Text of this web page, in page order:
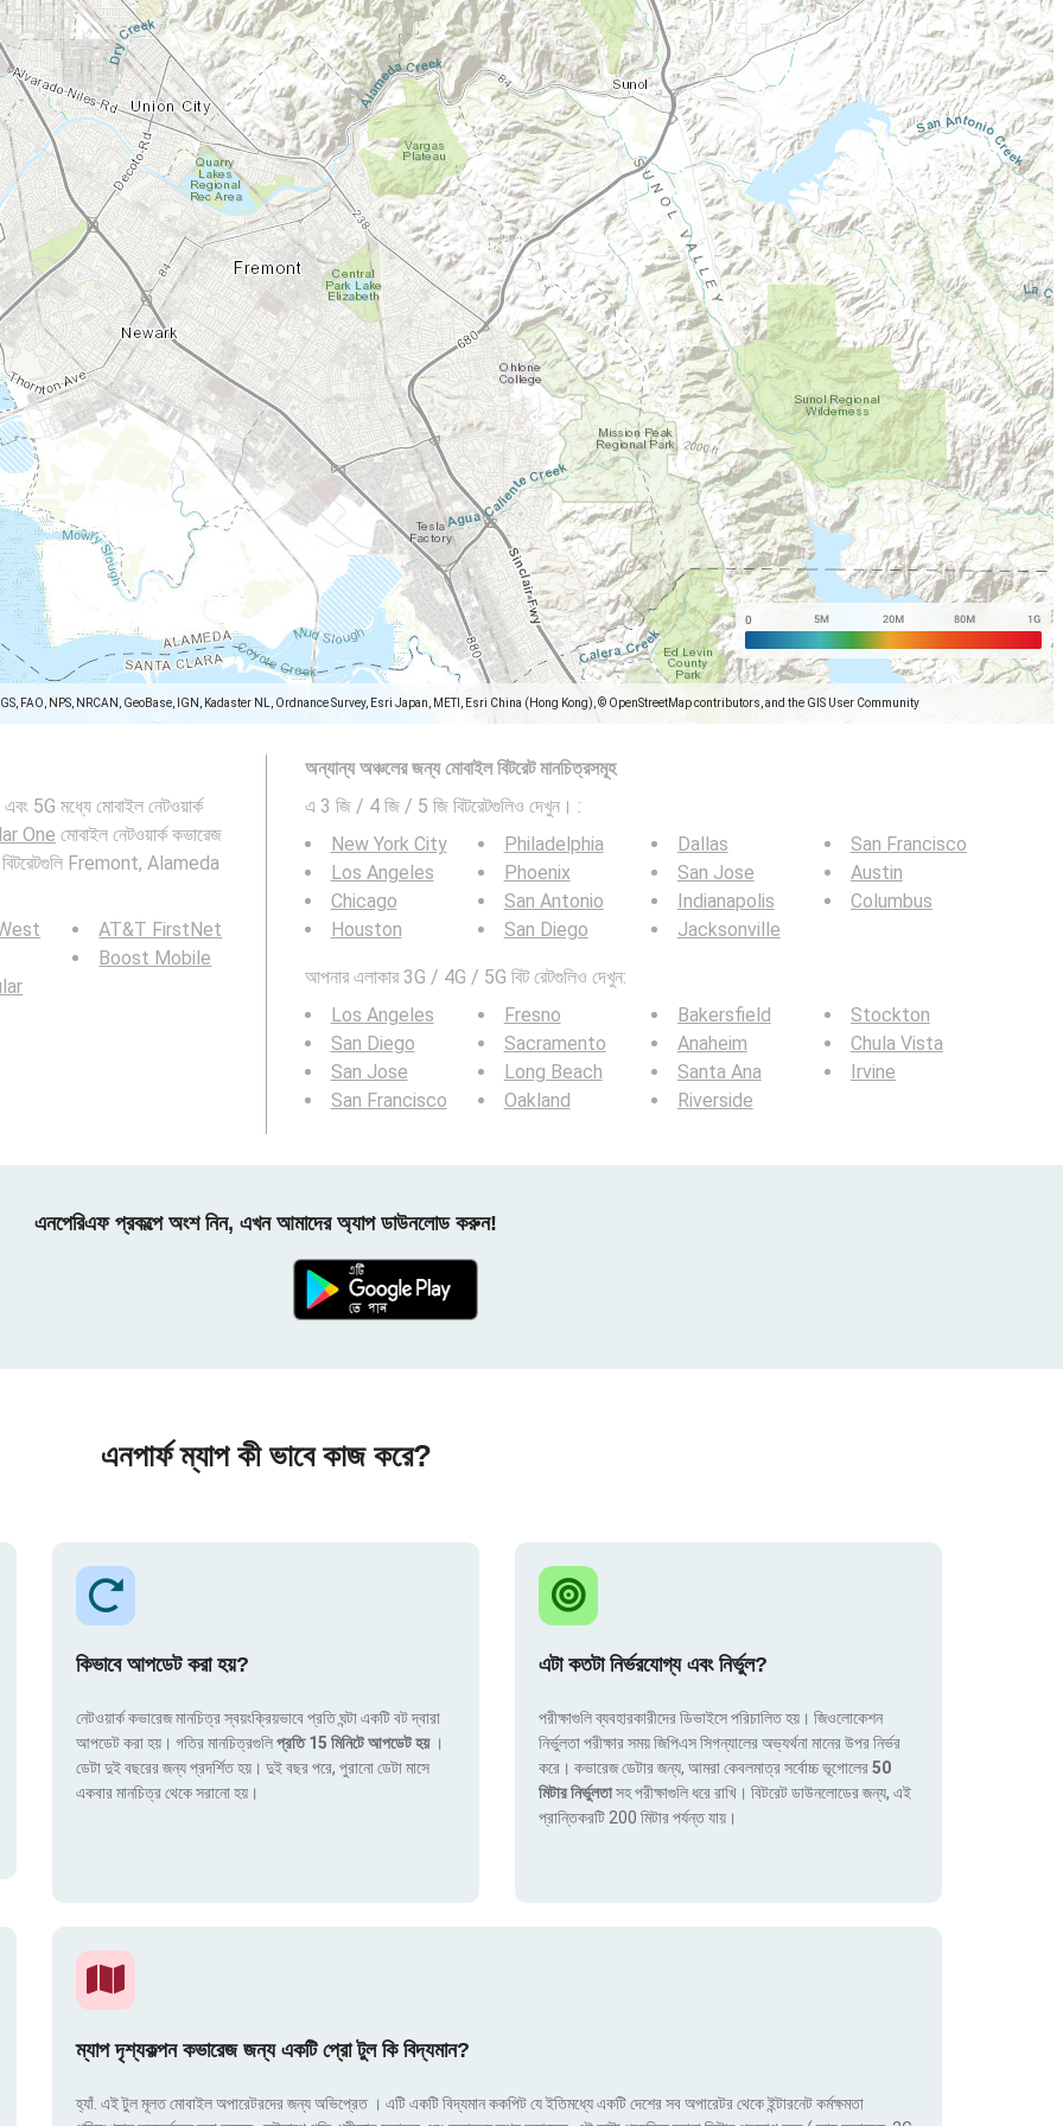
FAO, NPS, NRCAN, GeoBase, IGN, Kadaster NL, Ordnance Survey, Esri Japan, METI, Esri China (Hong Kong), © OpenStreetMap contributors, and the GIS User Community
5G মধ্যে মোবাইল নেটওয়ার্ক
One মোবাইল নেটওয়ার্ক কভারেজ
বিটরেটগুলি Fremont, Alameda
AT&T FirstNet
Boost Mobile
অন্যান্য অঞ্চলের জন্য মোবাইল বিটরেট মানচিত্রসমূহ
এ 3 জি / 4 জি / 5 জি বিটরেটগুলিও দেখুন। :
New York City
Los Angeles
Chicago
Houston
Philadelphia
Phoenix
San Antonio
San Diego
Dallas
San Jose
Indianapolis
Jacksonville
San Francisco
Austin
Columbus
আপনার এলাকার 3G / 4G / 5G বিট রেটগুলিও দেখুন:
Los Angeles
San Diego
San Jose
San Francisco
Fresno
Sacramento
Long Beach
Oakland
Bakersfield
Anaheim
Santa Ana
Riverside
Stockton
Chula Vista
Irvine
এনপেরিএফ প্রকল্পে অংশ নিন, এখন আমাদের অ্যাপ ডাউনলোড করুন!
এনপার্ফ ম্যাপ কী ভাবে কাজ করে?
কিভাবে আপডেট করা হয়?
নেটওয়ার্ক কভারেজ মানচিত্র স্বয়ংক্রিয়ভাবে প্রতি ঘন্টা একটি বট দ্বারা
আপডেট করা হয়। গতির মানচিত্রগুলিপ্রতি 15 মিনিটে আপডেট হয় ।
ডেটা দুই বছরের জন্য প্রদর্শিত হয়। দুই বছর পরে, পুরানো ডেটা মাসে
একবার মানচিত্র থেকে সরানো হয়।
এটা কতটা নির্ভরযোগ্য এবং নির্ভুল?
পরীক্ষাগুলি ব্যবহারকারীদের ডিভাইসে পরিচালিত হয়। জিওলোকেশন
নির্ভুলতা পরীক্ষার সময় জিপিএস সিগন্যালের অভ্যর্থনা মানের উপর নির্ভর
করে। কভারেজ ডেটার জন্য, আমরা কেবলমাত্র সর্বোচ্চ ভূগোলের50
মিটার নির্ভুলতাসহ পরীক্ষাগুলি ধরে রাখি। বিটরেট ডাউনলোডের জন্য, এই
প্রান্তিকরটি 200 মিটার পর্যন্ত যায়।
ম্যাপ দৃশ্যকল্পন কভারেজ জন্য একটি প্রো টুল কি বিদ্যমান?
হ্যাঁ. এই টুল মূলত মোবাইল অপারেটরদের জন্য অভিপ্রেত । এটি একটি বিদ্যমান ককপিট যে ইতিমধ্যে একটি দেশের সব অপারেটর থেকে ইন্টারনেট কর্মক্ষমতা